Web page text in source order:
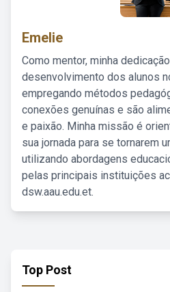
Emelie
Como mentor, minha
desenvolvimento dos alunos
empregando métodos
conexões genuínas e são
e paixão. Minha missão é
sua jornada para se tornarem
utilizando abordagens
pelas principais instituições
dsw.aau.edu.et.
Top Post